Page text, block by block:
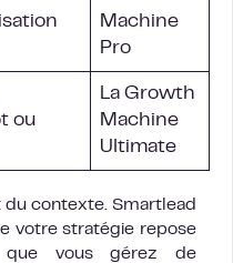
Machine
Pro
ou
La Growth
Machine
Ultimate
du contexte. Smartlead
votre stratégie repose
vous gérez de